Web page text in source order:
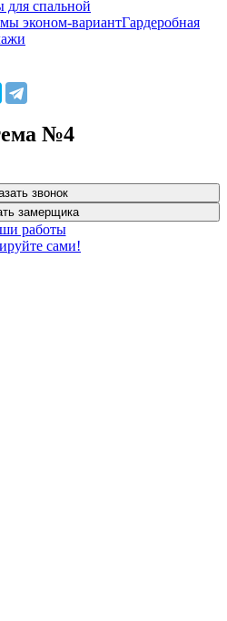
для спальной
эконом-вариантГардеробная
№4
звонок
замерщика
работы
сами!